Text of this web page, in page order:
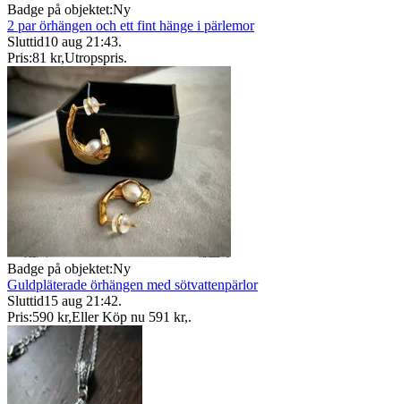
Badge på objektet:Ny
2 par örhängen och ett fint hänge i pärlemor
Sluttid10 aug 21:43.
Pris:81 kr,Utropspris.
Badge på objektet:Ny
Guldpläterade örhängen med sötvattenpärlor
Sluttid15 aug 21:42.
Pris:590 kr,Eller Köp nu 591 kr,.